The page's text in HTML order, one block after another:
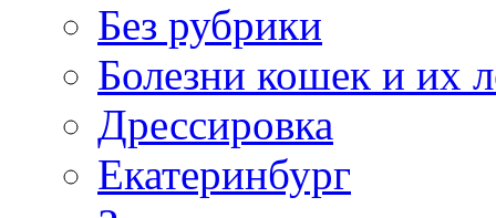
Без рубрики
Болезни кошек и их
Дрессировка
Екатеринбург